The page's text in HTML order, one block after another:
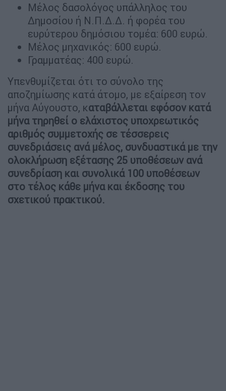
Μέλος δασολόγος υπάλληλος του
Δημοσίου ή Ν.Π.Δ.Δ. ή φορέα του
ευρύτερου δημόσιου τομέα: 600 ευρώ.
Μέλος μηχανικός: 600 ευρώ.
Γραμματέας: 400 ευρώ.
Υπενθυμίζεται ότι το σύνολο της
αποζημίωσης κατά άτομο, με εξαίρεση τον
μήνα Αύγουστο, καταβάλλεται εφόσον κατά
μήνα τηρηθεί ο ελάχιστος υποχρεωτικός
αριθμός συμμετοχής σε τέσσερεις
συνεδριάσεις ανά μέλος, συνδυαστικά με την
ολοκλήρωση εξέτασης 25 υποθέσεων ανά
συνεδρίαση και συνολικά 100 υποθέσεων
στο τέλος κάθε μήνα και έκδοσης του
σχετικού πρακτικού.